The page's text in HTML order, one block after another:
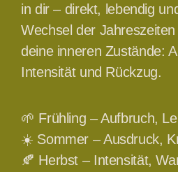
in dir – direkt, lebendig
Wechsel der
deine inneren Zustände:
Intensität und Rückzug.
🌱 Frühling – Aufbruch,
☀️ Sommer – Ausdruck,
🍂 Herbst – Intensität,